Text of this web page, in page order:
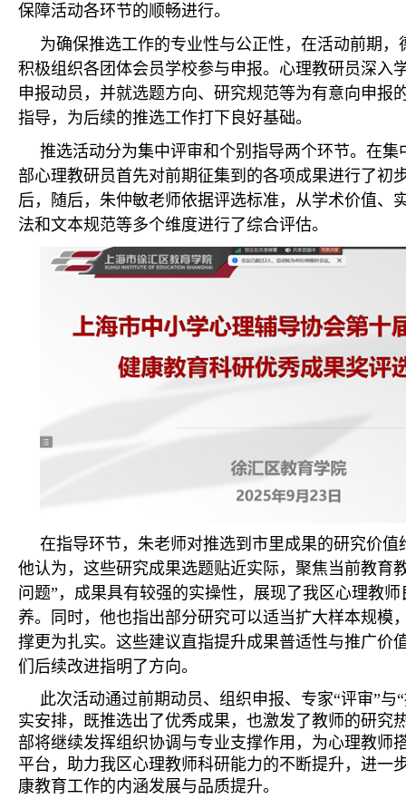
保障活动各环节的顺畅进行。
为确保推选工作的专业性与公正性，在活动前期，
积极组织各团体会员学校参与申报。心理教研员深入
申报动员，并就选题方向、研究规范等为有意向申报
指导，为后续的推选工作打下良好基础。
推选活动分为集中评审和个别指导两个环节。在集
部心理教研员首先对前期征集到的各项成果进行了初
后，随后，朱仲敏老师依据评选标准，从学术价值、
法和文本规范等多个维度进行了综合评估。
在指导环节，朱老师对推选到市里成果的研究价值
他认为，这些研究成果选题贴近实际，聚焦当前教育
问题”，成果具有较强的实操性，展现了我区心理教
养。同时，他也指出部分研究可以适当扩大样本规模
撑更为扎实。这些建议直指提升成果普适性与推广价
们后续改进指明了方向。
此次活动通过前期动员、组织申报、专家“评审”与
实安排，既推选出了优秀成果，也激发了教师的研究
部将继续发挥组织协调与专业支撑作用，为心理教师
平台，助力我区心理教师科研能力的不断提升，进一
康教育工作的内涵发展与品质提升。